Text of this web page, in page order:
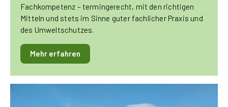
Fachkompetenz – termingerecht, mit den richtigen
Mitteln und stets im Sinne guter fachlicher Praxis und
des Umweltschutzes.
Mehr erfahren